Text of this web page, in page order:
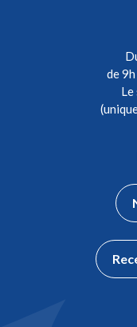
de
Le